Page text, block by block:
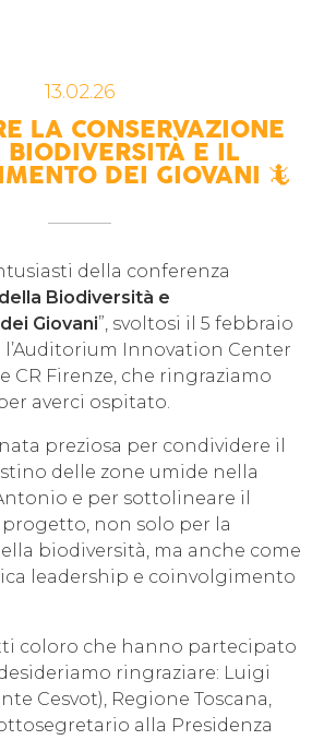
LA CONSERVAZIONE
BIODIVERSITÀ E IL
DEI GIOVANI 🦎
13.02.26
della conferenza
Biodiversità e
Giovani”, svoltosi il 5 febbraio
l’Auditorium Innovation Center
CR Firenze, che ringraziamo
averci ospitato.
preziosa per condividere il
delle zone umide nella
e per sottolineare il
non solo per la
biodiversità, ma anche come
leadership e coinvolgimento
coloro che hanno partecipato
ringraziare: Luigi
Cesvot), Regione Toscana,
alla Presidenza